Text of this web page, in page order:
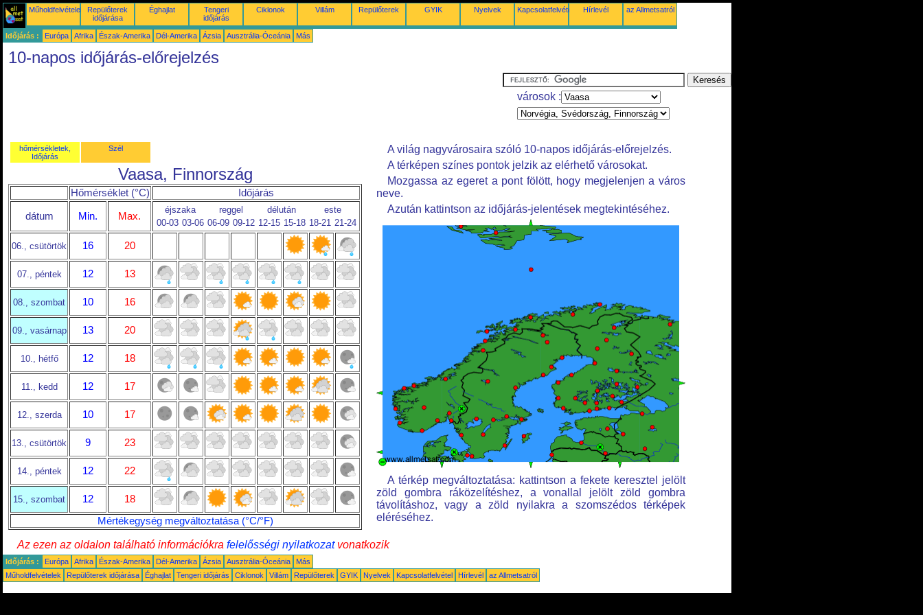
Műholdfelvételek
Repülőterek
időjárása
Éghajlat
Tengeri
időjárás
Ciklonok Villám Repülőterek GYIK Nyelvek Kapcsolatfelvétel Hírlevél az Allmetsatról
Időjárás : Európa Afrika Észak-Amerika Dél-Amerika Ázsia Ausztrália-Óceánia Más
10-napos időjárás-előrejelzés
városok :
hőmérsékletek,
Időjárás
Szél
Vaasa, Finnország
Hőmérséklet (°C) Időjárás
dátum Min. Max.
éjszaka reggel délután
este
00-03 03-06 06-09 09-12 12-15 15-18 18-21 21-24
06., csütörtök 16 20
07., péntek 12 13
08., szombat 10 16
09., vasárnap 13 20
10., hétfő 12 18
11., kedd 12 17
12., szerda 10 17
13., csütörtök 9 23
14., péntek 12 22
15., szombat 12
18
Mértékegység megváltoztatása (°C/°F)
A világ nagyvárosaira szóló 10-napos időjárás-előrejelzés.
A térképen színes pontok jelzik az elérhető városokat.
Mozgassa az egeret a pont fölött, hogy megjelenjen a város
neve.
Azután kattintson az időjárás-jelentések megtekintéséhez.
A térkép megváltoztatása: kattintson a fekete keresztel jelölt
zöld gombra ráközelítéshez, a vonallal jelölt zöld gombra
távolításhoz, vagy a zöld nyilakra a szomszédos térképek
eléréséhez.
Az ezen az oldalon található információkra felelősségi nyilatkozatvonatkozik
Időjárás : Európa Afrika Észak-Amerika Dél-Amerika Ázsia Ausztrália-Óceánia
Más
Műholdfelvételek
Repülőterek időjárása Éghajlat Tengeri időjárás Ciklonok Villám Repülőterek GYIK Nyelvek Kapcsolatfelvétel Hírlevél az Allmetsatról